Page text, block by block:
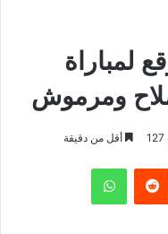
لمباراة
صلاح ومرموش
127 أقل من دقيقة
واتساب